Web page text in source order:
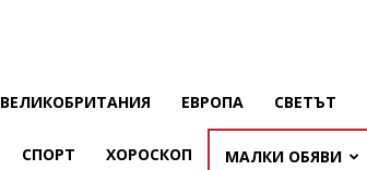
ВЕЛИКОБРИТАНИЯ ЕВРОПА СВЕТЪТ
СПОРТ ХОРОСКОП МАЛКИ ОБЯВИ